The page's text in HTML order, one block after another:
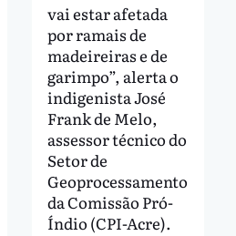
vai estar afetada
por ramais de
madeireiras e de
garimpo”, alerta o
indigenista José
Frank de Melo,
assessor técnico do
Setor de
Geoprocessamento
da Comissão Pró-
Índio (CPI-Acre).